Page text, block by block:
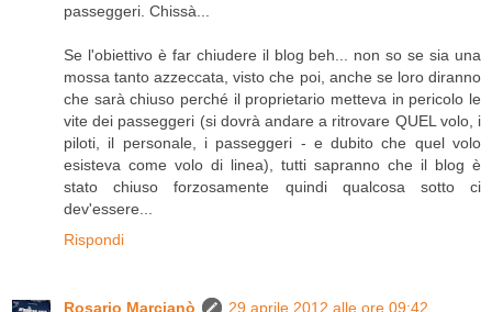
passeggeri. Chissà...
Se l'obiettivo è far chiudere il blog beh... non so se sia una
mossa tanto azzeccata, visto che poi, anche se loro diranno
che sarà chiuso perché il proprietario metteva in pericolo le
vite dei passeggeri (si dovrà andare a ritrovare QUEL volo, i
piloti, il personale, i passeggeri - e dubito che quel volo
esisteva come volo di linea), tutti sapranno che il blog è
stato chiuso forzosamente quindi qualcosa sotto ci
dev'essere...
Rispondi
Rosario Marcianò
29 aprile 2012 alle ore 09:42